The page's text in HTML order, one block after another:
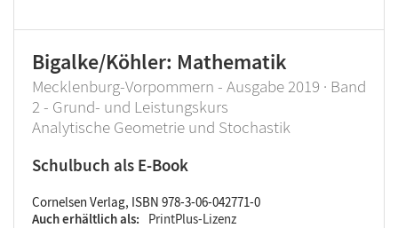
Bigalke/Köhler: Mathematik
Mecklenburg-Vorpommern - Ausgabe 2019 · Band
2 - Grund- und Leistungskurs
Analytische Geometrie und Stochastik
Schulbuch als E-Book
Cornelsen Verlag, ISBN 978-3-06-042771-0
Auch erhältlich als
PrintPlus-Lizenz